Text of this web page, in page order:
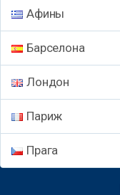
Афины
Барселона
Лондон
Париж
Прага